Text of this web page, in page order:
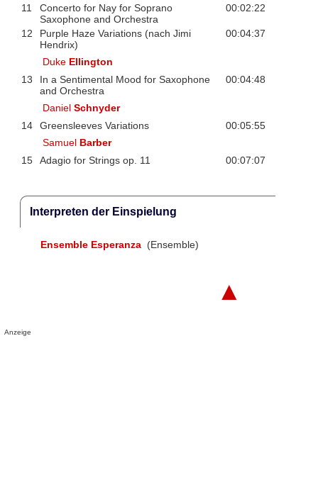
11
Concerto for Nay for Soprano
Saxophone and Orchestra
00:02:22
12
Purple Haze Variations (nach Jimi
Hendrix)
00:04:37
Duke Ellington
13
In a Sentimental Mood for Saxophone
and Orchestra
00:04:48
DanielSchnyder
14
Greensleeves Variations
00:05:55
Samuel Barber
15
Adagio for Strings op. 11 00:07:07
Interpreten der Einspielung
Ensemble Esperanza (Ensemble)
▲
Anzeige